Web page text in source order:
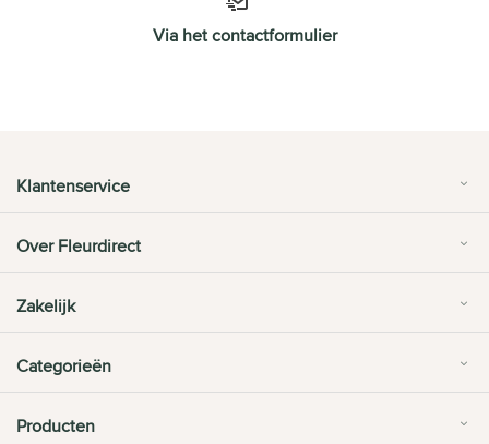
Via het contactformulier
Klantenservice
Over Fleurdirect
Zakelijk
Categorieën
Producten